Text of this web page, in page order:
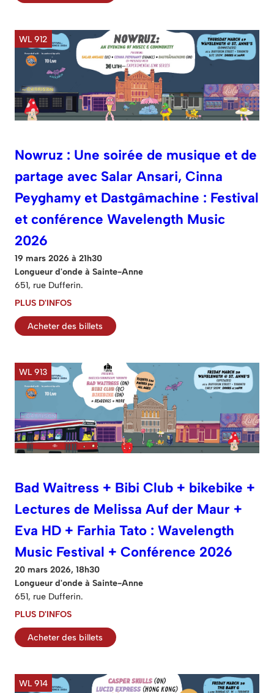
WL 912
Nowruz : Une soirée de musique et de
partage avec Salar Ansari, Cinna
Peyghamy et Dastgâmachine : Festival
et conférence Wavelength Music
2026
19 mars 2026 à 21h30
Longueur d'onde à Sainte-Anne
651, rue Dufferin.
PLUS D'INFOS
Acheter des billets
WL 913
Bad Waitress + Bibi Club + bikebike +
Lectures de Melissa Auf der Maur +
Eva HD + Farhia Tato : Wavelength
Music Festival + Conférence 2026
20 mars 2026, 18h30
Longueur d'onde à Sainte-Anne
651, rue Dufferin.
PLUS D'INFOS
Acheter des billets
WL 914